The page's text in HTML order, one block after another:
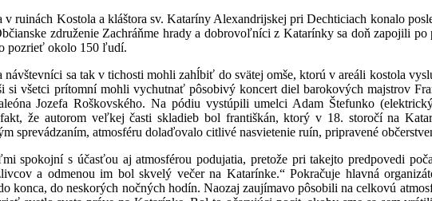
ruinách Kostola a kláštora sv. Kataríny Alexandrijskej pri Dechticiach konalo
združenie Zachráňme hrady a dobrovoľníci z Katarínky sa doň zapojili
pozrieť okolo 150 ľudí.
návštevníci sa tak v tichosti mohli zahĺbiť do svätej omše, ktorú v areáli kostola
všetci prítomní mohli vychutnať pôsobivý koncert diel barokových majstrov
Jozefa Roškovského. Na pódiu vystúpili umelci Adam Štefunko
že autorom veľkej časti skladieb bol františkán, ktorý v 18. storočí na
sprevádzaním, atmosféru dolaďovalo citlivé nasvietenie ruín, pripravené
spokojní s účasťou aj atmosférou podujatia, pretože pri takejto predpovedi
a odmenou im bol skvelý večer na Katarínke.“ Pokračuje hlavná
konca, do neskorých nočných hodín. Naozaj zaujímavo pôsobili na celkovú